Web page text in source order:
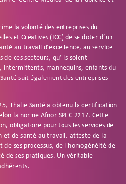
la volonté des entreprises du
et Créatives (ICC) de se doter d’un
au travail d’excellence, au service
de ces secteurs, qu’ils soient
intermittents, mannequins, enfants du
suit également des entreprises
Thalie Santé a obtenu la certification
la norme Afnor SPEC 2217. Cette
obligatoire pour tous les services de
et de santé au travail, atteste de la
de ses processus, de l'homogénéité de
de ses pratiques. Un véritable